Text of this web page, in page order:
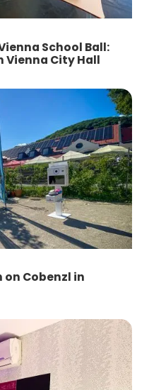
School Ball:
Vienna City Hall
Cobenzl in